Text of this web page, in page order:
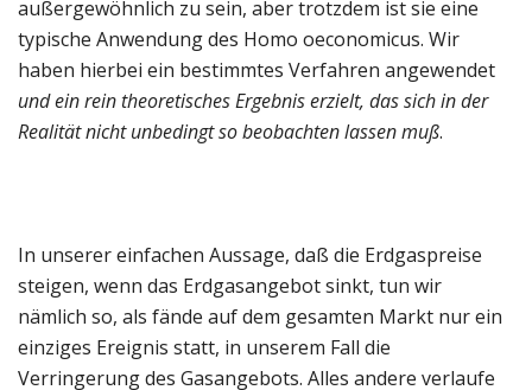
außergewöhnlich zu sein, aber trotzdem ist sie eine
typische Anwendung des Homo oeconomicus. Wir
haben hierbei ein bestimmtes Verfahren angewendet
und ein rein theoretisches Ergebnis erzielt, das sich in der
Realität nicht unbedingt so beobachten lassen muß.
In unserer einfachen Aussage, daß die Erdgaspreise
steigen, wenn das Erdgasangebot sinkt, tun wir
nämlich so, als fände auf dem gesamten Markt nur ein
einziges Ereignis statt, in unserem Fall die
Verringerung des Gasangebots. Alles andere verlaufe